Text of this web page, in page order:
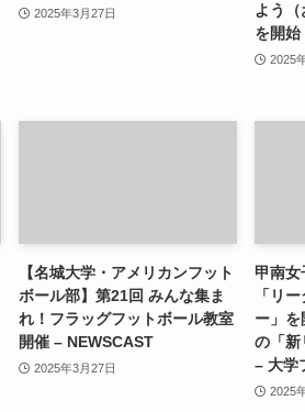
2025年3月27日
よう
を開
2025
【名城大学・アメリカンフット
ボール部】第21回 みんな集ま
れ！フラッグフットボール教室
開催 – NEWSCAST
2025年3月27日
甲南
「リ
ー」
の「新
– 大学
2025